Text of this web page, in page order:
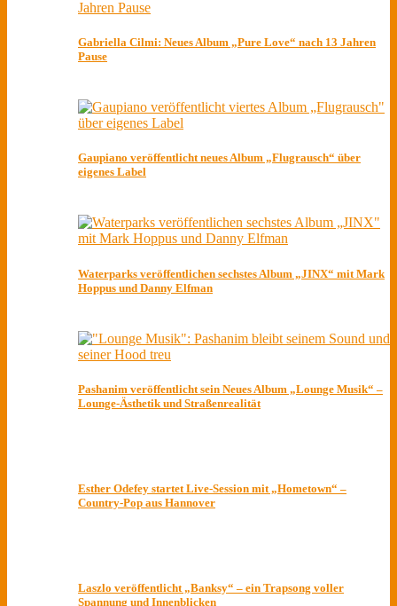
Gabriella Cilmi: Neues Album „Pure Love“ nach 13 Jahren
Pause
Gaupiano veröffentlicht neues Album „Flugrausch“ über
eigenes Label
Waterparks veröffentlichen sechstes Album „JINX“ mit Mark
Hoppus und Danny Elfman
Pashanim veröffentlicht sein Neues Album „Lounge Musik“ –
Lounge-Ästhetik und Straßenrealität
Esther Odefey startet Live-Session mit „Hometown“ –
Country-Pop aus Hannover
Laszlo veröffentlicht „Banksy“ – ein Trapsong voller
Spannung und Innenblicken